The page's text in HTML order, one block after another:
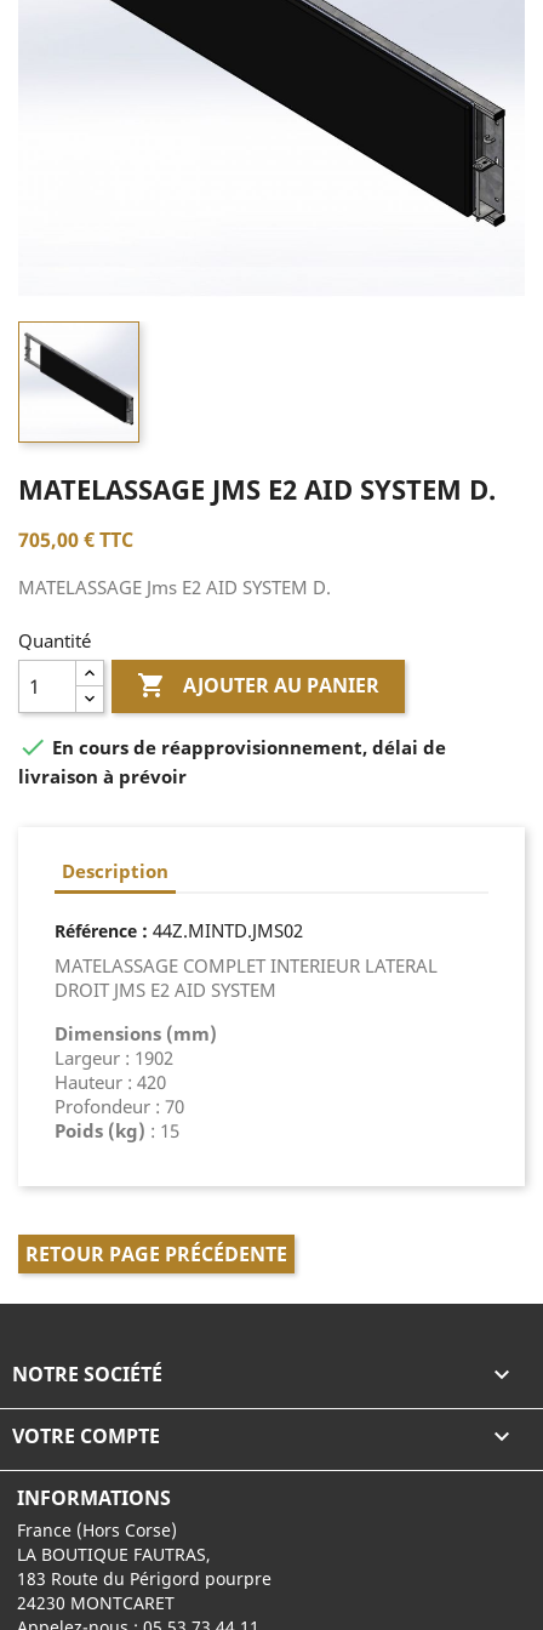
MATELASSAGE JMS E2 AID SYSTEM D.
705,00 €TTC
MATELASSAGE Jms E2 AID SYSTEM D.
Quantité
 AJOUTER AU PANIER
 En cours de réapprovisionnement, délai de
livraison à prévoir
Description
Référence : 44Z.MINTD.JMS02
MATELASSAGE COMPLET INTERIEUR LATERAL
DROIT JMS E2 AID SYSTEM
Dimensions (mm)
Largeur : 1902
Hauteur : 420
Profondeur : 70
Poids (kg) : 15
RETOUR PAGE PRÉCÉDENTE
NOTRE SOCIÉTÉ 
VOTRE COMPTE 
INFORMATIONS
France (Hors Corse)
LA BOUTIQUE FAUTRAS,
183 Route du Périgord pourpre
24230 MONTCARET